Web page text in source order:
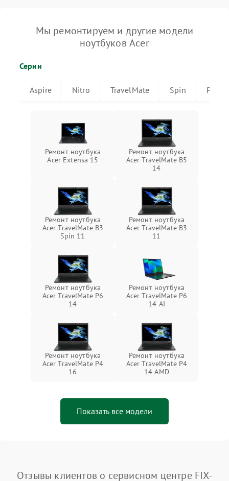
Мы ремонтируем и другие модели
ноутбуков Acer
Серии
Aspire Nitro TravelMate Spin
Ремонт ноутбука
Acer Extensa 15
Ремонт ноутбука
Acer TravelMate B5
14
Ремонт ноутбука
Acer TravelMate B3
Spin 11
Ремонт ноутбука
Acer TravelMate B3
11
Ремонт ноутбука
Acer TravelMate P6
14
Ремонт ноутбука
Acer TravelMate P6
14 AI
Ремонт ноутбука
Acer TravelMate P4
16
Ремонт ноутбука
Acer TravelMate P4
14 AMD
Показать все модели
Отзывы клиентов о сервисном центре FIX-